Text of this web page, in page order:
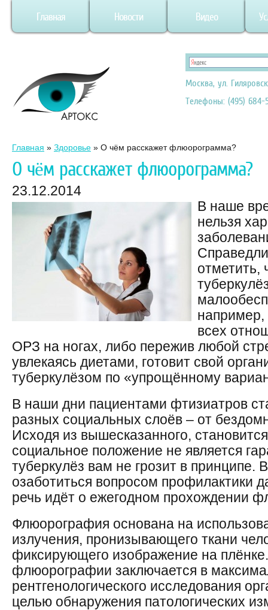
Главная Новости Видео
Москва, ул.
Телефоны: (495) 684-
Главная » Здоровье » О чём расскажет флюорограмма?
О чём расскажет флюорограмма?
23.12.2014
В наше
нельзя
отметить,
всех
ОРЗ на ногах, либо пережив любой
увлекаясь диетами, готовит свой
туберкулёзом по «упрощённому
В наши дни пациентами фтизиатров
разных социальных слоёв – от
Исходя из вышесказанного,
социальное положение не является
туберкулёз вам не грозит в принципе.
озаботиться вопросом профилактики
речь идёт о ежегодном прохождении
Флюорография основана на
излучения, пронизывающего ткани
фиксирующего изображение на
флюорографии заключается в
рентгенологического исследования
целью обнаружения патологических